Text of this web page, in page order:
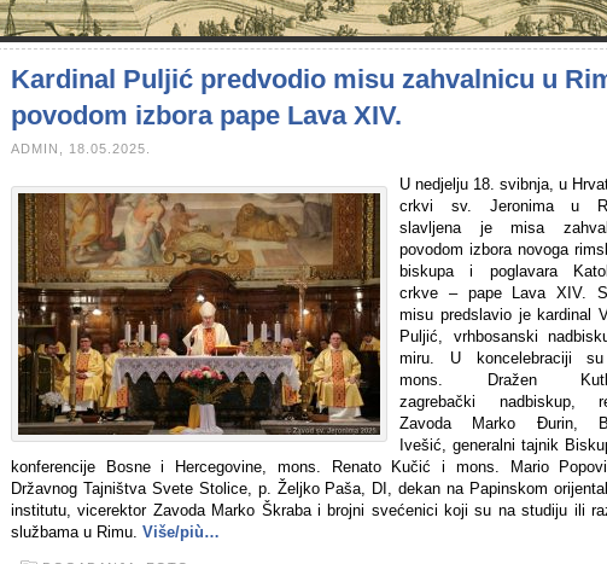
Kardinal Puljić predvodio misu zahvalnicu u
povodom izbora pape Lava XIV.
ADMIN, 18.05.2025.
U nedjelju 18. svibnja, u
crkvi sv. Jeronima u
slavljena je misa
povodom izbora novoga
biskupa i poglavara
crkve – pape Lava XIV.
misu predslavio je kardinal
Puljić, vrhbosanski
miru. U koncelebraciji
mons. Dražen
zagrebački nadbiskup,
Zavoda Marko Đurin,
Ivešić, generalni tajnik
konferencije Bosne i Hercegovine, mons. Renato Kučić i mons. Mario
Državnog Tajništva Svete Stolice, p. Željko Paša, DI, dekan na Papinskom
institutu, vicerektor Zavoda Marko Škraba i brojni svećenici koji su na studiju ili
službama u Rimu. Više/più…